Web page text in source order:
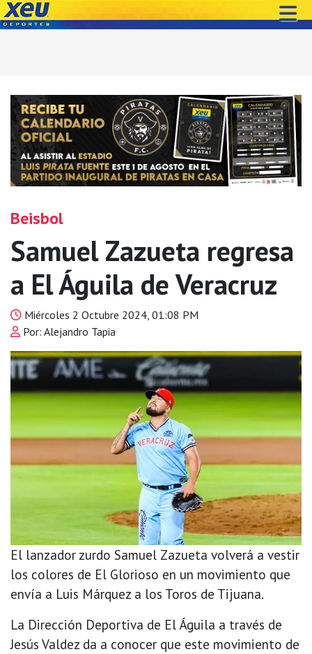
Beisbol
Samuel Zazueta regresa
a El Águila de Veracruz
Miércoles 2 Octubre 2024, 01:08 PM
Por: Alejandro Tapia
El lanzador zurdo Samuel Zazueta volverá a vestir
los colores de El Glorioso en un movimiento que
envía a Luis Márquez a los Toros de Tijuana.
La Dirección Deportiva de El Águila a través de
Jesús Valdez da a conocer que este movimiento de